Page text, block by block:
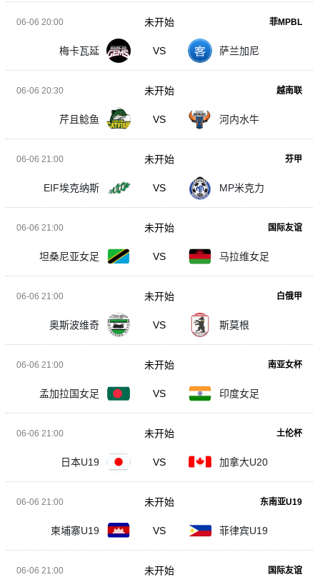
06-06 20:00 菲MPBL
梅卡瓦延 VS 萨兰加尼
未开始
06-06 20:30 越南联
芹且鲶鱼 VS 河内水牛
未开始
06-06 21:00 芬甲
EIF埃克纳斯 VS MP米克力
未开始
06-06 21:00 国际友谊
坦桑尼亚女足 VS 马拉维女足
未开始
06-06 21:00 白俄甲
奥斯波维奇 VS 斯莫根
未开始
06-06 21:00 南亚女杯
孟加拉国女足 VS 印度女足
未开始
06-06 21:00 土伦杯
日本U19 VS 加拿大U20
未开始
06-06 21:00 东南亚U19
柬埔寨U19 VS 菲律宾U19
未开始
06-06 21:00 国际友谊
未开始